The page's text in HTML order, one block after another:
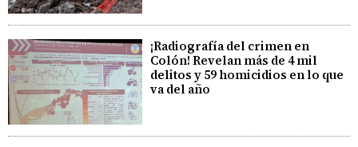
¡Radiografía del crimen en
Colón! Revelan más de 4 mil
delitos y 59 homicidios en lo que
va del año